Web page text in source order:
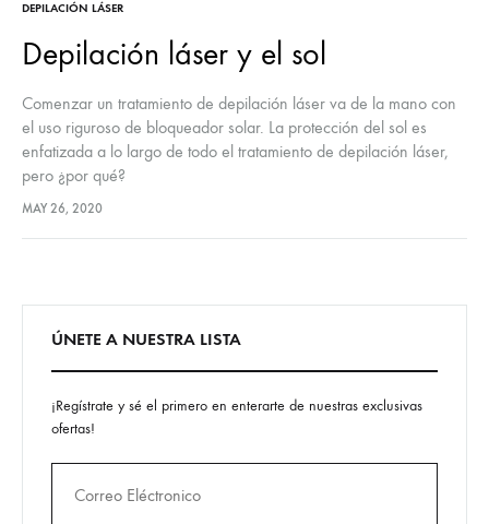
DEPILACIÓN LÁSER
Depilación láser y el sol
Comenzar un tratamiento de depilación láser va de la mano con
el uso riguroso de bloqueador solar. La protección del sol es
enfatizada a lo largo de todo el tratamiento de depilación láser,
pero ¿por qué?
MAY 26, 2020
ÚNETE A NUESTRA LISTA
¡Regístrate y sé el primero en enterarte de nuestras exclusivas
ofertas!